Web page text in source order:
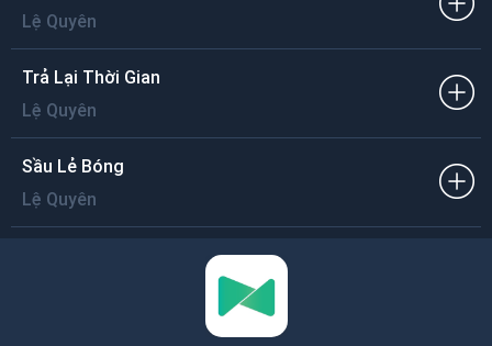
Lệ Quyên
Trả Lại Thời Gian
Lệ Quyên
Sầu Lẻ Bóng
Lệ Quyên